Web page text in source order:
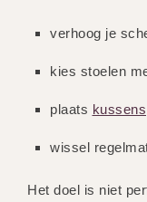
verhoog je
kies stoelen
plaats kussens
wissel
Het doel is niet